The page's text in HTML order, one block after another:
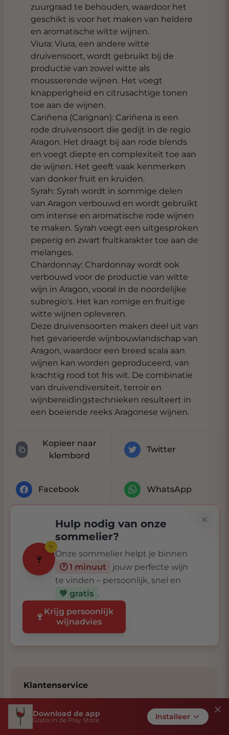
zuurgraad te behouden, waardoor het
geschikt is voor het maken van heldere
en aromatische witte wijnen.
Viura: Viura, een andere witte
druivensoort, wordt gebruikt bij de
productie van zowel witte als
mousserende wijnen. Het voegt
knapperigheid en citrusachtige tonen
toe aan de wijnen.
Cariñena (Carignan): Cariñena is een
rode druivensoort die gedijt in de regio
Aragon. Het draagt bij aan rode blends
en voegt diepte en complexiteit toe aan
de wijnen. Het geeft vaak kenmerken
van donker fruit en kruiden.
Syrah: Syrah wordt in sommige delen
van Aragon verbouwd en wordt gebruikt
om intense en aromatische rode wijnen
te maken. Syrah voegt een uitgesproken
peperig en zwart fruitkarakter toe aan de
melanges.
Chardonnay: Chardonnay wordt ook
verbouwd voor de productie van witte
wijn in Aragon, vooral in de noordelijke
subregio's. Het kan romige en fruitige
witte wijnen opleveren.
Deze druivensoorten maken deel uit van
het gevarieerde wijnbouwlandschap van
Aragon, waardoor een breed scala aan
wijnen kan worden geproduceerd, van
krachtig rood tot fris wit. De combinatie
van druivendiversiteit, terroir en
wijnbereidingstechnieken resulteert in
een boeiende reeks Aragonese wijnen.
Kopieer naar
klembord
Twitter
Facebook WhatsApp
🍷
✨
Hulp nodig van onze
sommelier?
Onze sommelier helpt je binnen
🕐 1 minuut
jouw perfecte wijn
te vinden – persoonlijk, snel en
💚 gratis .
🍷 Krijg persoonlijk
wijnadvies
Klantenservice
support@grandcruwijnen.nl
Download de app
Gratis in de Play Store Installeer